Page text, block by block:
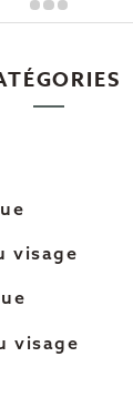
visage
visage